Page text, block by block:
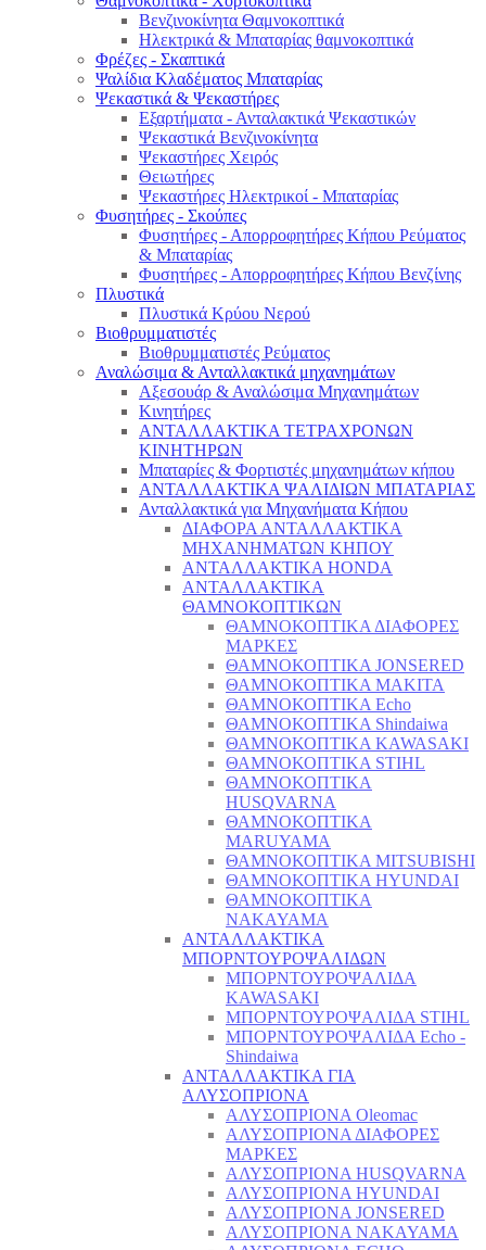
Βενζινοκίνητα Θαμνοκοπτικά
Ηλεκτρικά & Μπαταρίας θαμνοκοπτικά
Φρέζες - Σκαπτικά
Ψαλίδια Κλαδέματος Μπαταρίας
Ψεκαστικά & Ψεκαστήρες
Εξαρτήματα - Ανταλακτικά Ψεκαστικών
Ψεκαστικά Βενζινοκίνητα
Ψεκαστήρες Χειρός
Θειωτήρες
Ψεκαστήρες Ηλεκτρικοί - Μπαταρίας
Φυσητήρες - Σκούπες
Φυσητήρες - Απορροφητήρες Κήπου Ρεύματος
& Μπαταρίας
Φυσητήρες - Απορροφητήρες Κήπου Βενζίνης
Πλυστικά
Πλυστικά Κρύου Νερού
Βιοθρυμματιστές
Βιοθρυμματιστές Ρεύματος
Αναλώσιμα & Ανταλλακτικά μηχανημάτων
Αξεσουάρ & Αναλώσιμα Μηχανημάτων
Κινητήρες
ΑΝΤΑΛΛΑΚΤΙΚΑ ΤΕΤΡΑΧΡΟΝΩΝ
ΚΙΝΗΤΗΡΩΝ
Μπαταρίες & Φορτιστές μηχανημάτων κήπου
ΑΝΤΑΛΛΑΚΤΙΚΑ ΨΑΛΙΔΙΩΝ ΜΠΑΤΑΡΙAΣ
Ανταλλακτικά για Μηχανήματα Κήπου
ΔΙΑΦΟΡΑ ΑΝΤΑΛΛΑΚΤΙΚΑ
ΜΗΧΑΝΗΜΑΤΩΝ ΚΗΠΟΥ
ΑΝΤΑΛΛΑΚΤΙΚΑ HONDA
ΑΝΤΑΛΛΑΚΤΙΚΑ
ΘΑΜΝΟΚΟΠΤΙΚΩΝ
ΘΑΜΝΟΚΟΠΤΙΚΑ ΔΙΑΦΟΡΕΣ
ΜΑΡΚΕΣ
ΘΑΜΝΟΚΟΠΤΙΚΑ JONSERED
ΘΑΜΝΟΚΟΠΤΙΚΑ MAKITA
ΘΑΜΝΟΚΟΠΤΙΚΑ Echo
ΘΑΜΝΟΚΟΠΤΙΚΑ Shindaiwa
ΘΑΜΝΟΚΟΠΤΙΚΑ KAWASAKI
ΘΑΜΝΟΚΟΠΤΙΚΑ STIHL
ΘΑΜΝΟΚΟΠΤΙΚΑ
HUSQVARNA
ΘΑΜΝΟΚΟΠΤΙΚΑ
MARUYAMA
ΘΑΜΝΟΚΟΠΤΙΚΑ MITSUBISHI
ΘΑΜΝΟΚΟΠΤΙΚΑ HYUNDAI
ΘΑΜΝΟΚΟΠΤΙΚΑ
NAKAYAMA
ΑΝΤΑΛΛΑΚΤΙΚΑ
ΜΠΟΡΝΤΟΥΡΟΨΑΛΙΔΩΝ
ΜΠΟΡΝΤΟΥΡΟΨΑΛΙΔΑ
KAWASAKI
ΜΠΟΡΝΤΟΥΡΟΨΑΛΙΔΑ STIHL
ΜΠΟΡΝΤΟΥΡΟΨΑΛΙΔΑ Echo -
Shindaiwa
ΑΝΤΑΛΛΑΚΤΙΚΑ ΓΙΑ
ΑΛΥΣΟΠΡΙΟΝΑ
ΑΛΥΣΟΠΡΙΟΝΑ Oleomac
ΑΛΥΣΟΠΡΙΟΝΑ ΔΙΑΦΟΡΕΣ
ΜΑΡΚΕΣ
ΑΛΥΣΟΠΡΙΟΝΑ HUSQVARNA
ΑΛΥΣΟΠΡΙΟΝΑ HYUNDAI
ΑΛΥΣΟΠΡΙΟΝΑ JONSERED
ΑΛΥΣΟΠΡΙΟΝΑ NAKAYAMA